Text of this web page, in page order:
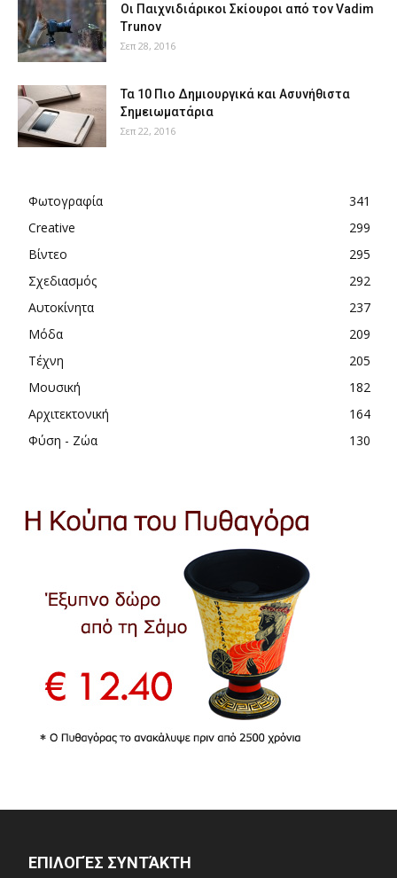
Οι Παιχνιδιάρικοι Σκίουροι από τον Vadim
Trunov
Σεπ 28, 2016
Τα 10 Πιο Δημιουργικά και Ασυνήθιστα
Σημειωματάρια
Σεπ 22, 2016
Φωτογραφία
341
Creative
299
Βίντεο
295
Σχεδιασμός
292
Αυτοκίνητα
237
Μόδα
209
Τέχνη
205
Μουσική
182
Αρχιτεκτονική
164
Φύση - Ζώα
130
ΕΠΙΛΟΓΈΣ ΣΥΝΤΆΚΤΗ